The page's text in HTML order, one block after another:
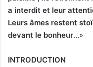
a interdit et leur
Leurs âmes restent
devant le bonheur…»
INTRODUCTION